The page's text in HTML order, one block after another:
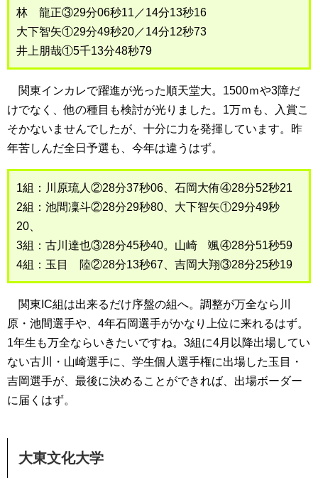
林 龍正③29分06秒11／14分13秒16
大下智矢①29分49秒20／14分12秒73
井上朋哉①5千13分48秒79
関東インカレで躍進が光った順天堂大。1500ｍや3障だ
けでなく、他の種目も検討が光りました。1万ｍも、入賞こ
そかないませんでしたが、十分に力を発揮しています。昨
年苦しんだ全日予選も、今年は違うはず。
1組：川原琉人②28分37秒06、石岡大侑④28分52秒21
2組：池間凜斗②28分29秒80、大下智矢①29分49秒
20、
3組：古川達也③28分45秒40。山崎 颯④28分51秒59
4組：玉目 陸②28分13秒67、吉岡大翔③28分25秒19
関東IC組は出来るだけ序盤の組へ。調整が万全なら川
原・池間選手や、4年石岡選手がかなり上位に来れるはず。
1年生も万全ならいきたいですね。3組に4月以降出場してい
ない古川・山崎選手に、学生個人選手権に出場した玉目・
吉岡選手が、最後に決めることができれば、出場ボーダー
に届くはず。
大東文化大学